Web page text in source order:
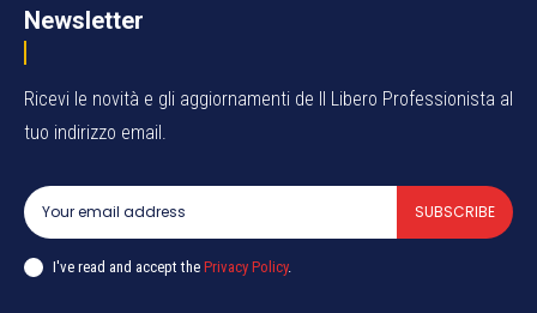
Newsletter
Ricevi le novità e gli aggiornamenti de Il Libero Professionista al
tuo indirizzo email.
SUBSCRIBE
I've read and accept the Privacy Policy.